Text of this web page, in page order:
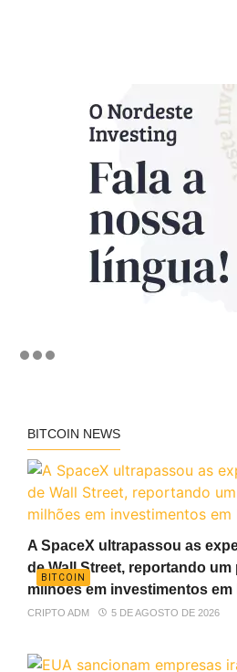
BITCOIN NEWS
BITCOIN
A SpaceX ultrapassou as
de Wall Street, reportando um
milhões em investimentos em
CRIPTO ADM 5 DE AGOSTO DE 2026